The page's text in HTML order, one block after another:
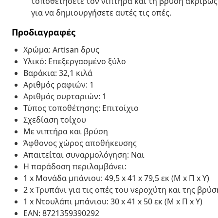
για να δημιουργήσετε αυτές τις οπές.
Προδιαγραφές
Χρώμα: Artisan δρυς
Υλικό: Επεξεργασμένο ξύλο
Βαράκια: 32,1 κιλά
Αριθμός ραφιών: 1
Αριθμός συρταριών: 1
Τύπος τοποθέτησης: Επιτοίχιο
Σχεδίαση τοίχου
Με νιπτήρα και βρύση
Άφθονος χώρος αποθήκευσης
Απαιτείται συναρμολόγηση: Ναι
Η παράδοση περιλαμβάνει:
1 x Μονάδα μπάνιου: 49,5 x 41 x 79,5 εκ (Μ x Π x Υ)
2 x Τρυπάνι για τις οπές του νεροχύτη και της
1 x Ντουλάπι μπάνιου: 30 x 41 x 50 εκ (Μ x Π x Υ)
EAN: 8721359390292